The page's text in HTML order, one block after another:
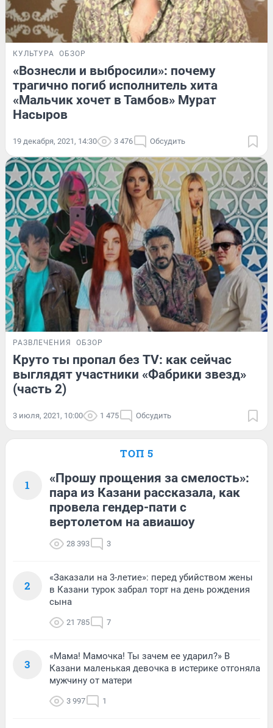
КУЛЬТУРА ОБЗОР
«Вознесли и выбросили»: почему
трагично погиб исполнитель хита
«Мальчик хочет в Тамбов» Мурат
Насыров
19 декабря, 2021, 14:30 3 476 Обсудить
РАЗВЛЕЧЕНИЯ ОБЗОР
Круто ты пропал без TV: как сейчас
выглядят участники «Фабрики звезд»
(часть 2)
3 июля, 2021, 10:00 1 475 Обсудить
ТОП 5
1
«Прошу прощения за смелость»:
пара из Казани рассказала, как
провела гендер-пати с
вертолетом на авиашоу
28 393 3
2
«Заказали на 3-летие»: перед убийством жены
в Казани турок забрал торт на день рождения
сына
21 785 7
3
«Мама! Мамочка! Ты зачем ее ударил?» В
Казани маленькая девочка в истерике отгоняла
мужчину от матери
3 997 1